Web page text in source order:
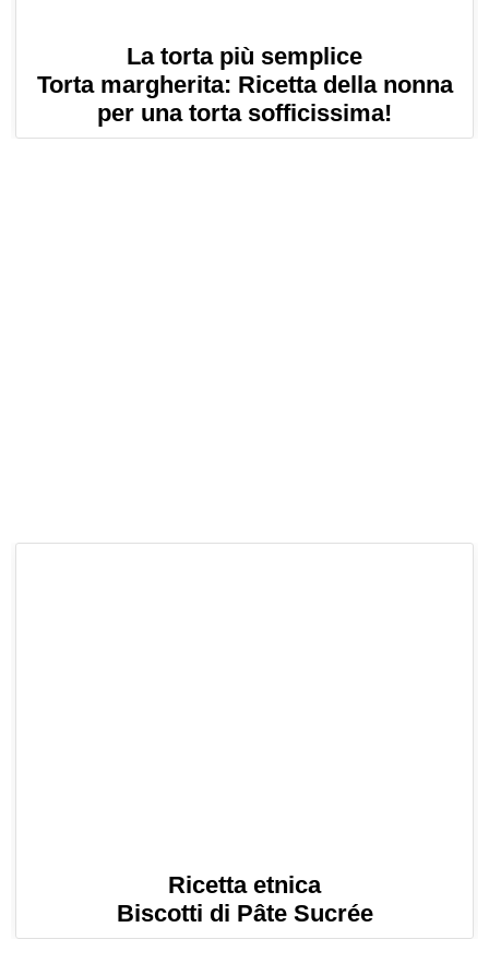
La torta più semplice
Torta margherita: Ricetta della nonna
per una torta sofficissima!
Ricetta etnica
Biscotti di Pâte Sucrée